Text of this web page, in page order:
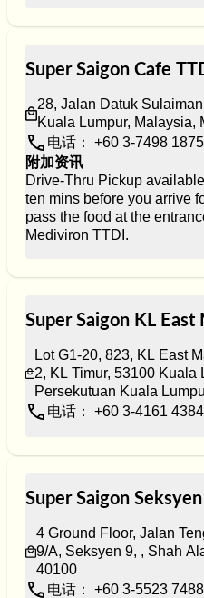
Super Saigon Cafe
28, Jalan Datuk
Kuala Lumpur, Malaysia,
电话： +60 3-7498 1875
附加资讯
Drive-Thru Pickup
ten mins before you arrive
pass the food at the
Super Saigon KL
Lot G1-20, 823, KL East
2, KL Timur, 53100 Kuala
Persekutuan Kuala
电话： +60 3-4161 4384
Super Saigon
4 Ground Floor, Jalan
9/A, Seksyen 9, , Shah
40100
电话： +60 3-5523 7488